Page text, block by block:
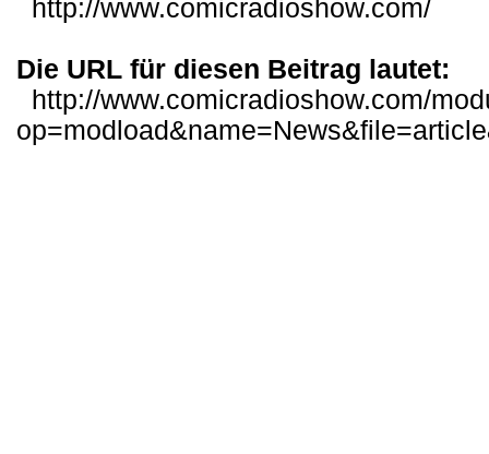
http://www.comicradioshow.com/
Die URL für diesen Beitrag lautet:
http://www.comicradioshow.com/